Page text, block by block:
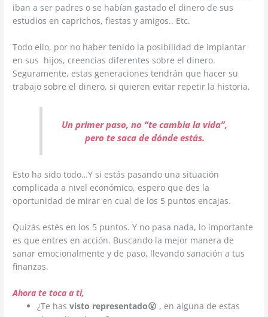
iban a ser padres o se habían gastado el dinero de sus
estudios en caprichos, fiestas y amigos.. Etc.
Todo ello, por no haber tenido la posibilidad de implantar
en sus hijos, creencias diferentes sobre el dinero.
Seguramente, estas generaciones tendrán que hacer su
trabajo sobre el dinero, si quieren evitar repetir la historia.
Un primer paso, no “te cambia la vida”,
pero te saca dedónde estás.
Esto ha sido todo…Y si estás pasando una situación
complicada a nivel económico, espero que des la
oportunidad de mirar en cual de los 5 puntos encajas.
Quizás estés en los 5 puntos. Y no pasa nada, lo importante
es que entres en acción. Buscando la mejor manera de
sanar emocionalmente y de paso, llevando sanación a tus
finanzas.
Ahora te toca a ti,
¿Te hasvisto representado😮 , en alguna de estas